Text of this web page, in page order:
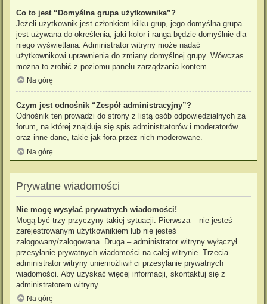
Co to jest “Domyślna grupa użytkownika”?
Jeżeli użytkownik jest członkiem kilku grup, jego domyślna grupa
jest używana do określenia, jaki kolor i ranga będzie domyślnie dla
niego wyświetlana. Administrator witryny może nadać
użytkownikowi uprawnienia do zmiany domyślnej grupy. Wówczas
można to zrobić z poziomu panelu zarządzania kontem.
Na górę
Czym jest odnośnik “Zespół administracyjny”?
Odnośnik ten prowadzi do strony z listą osób odpowiedzialnych za
forum, na której znajduje się spis administratorów i moderatorów
oraz inne dane, takie jak fora przez nich moderowane.
Na górę
Prywatne wiadomości
Nie mogę wysyłać prywatnych wiadomości!
Mogą być trzy przyczyny takiej sytuacji. Pierwsza – nie jesteś
zarejestrowanym użytkownikiem lub nie jesteś
zalogowany/zalogowana. Druga – administrator witryny wyłączył
przesyłanie prywatnych wiadomości na całej witrynie. Trzecia –
administrator witryny uniemożliwił ci przesyłanie prywatnych
wiadomości. Aby uzyskać więcej informacji, skontaktuj się z
administratorem witryny.
Na górę